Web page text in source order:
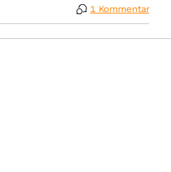
1 Kommentar